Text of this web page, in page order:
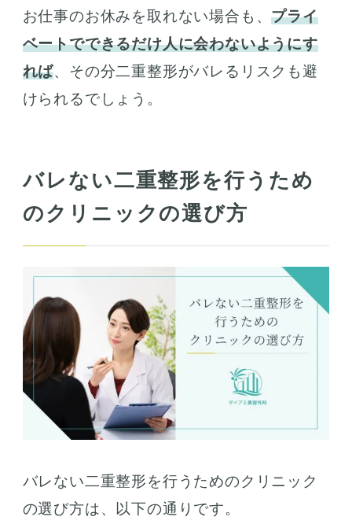
お仕事のお休みを取れない場合も、プライ
ベートでできるだけ人に会わないようにす
れば、その分二重整形がバレるリスクも避
けられるでしょう。
バレない二重整形を行うため
のクリニックの選び方
バレない二重整形を行うためのクリニック
の選び方は、以下の通りです。